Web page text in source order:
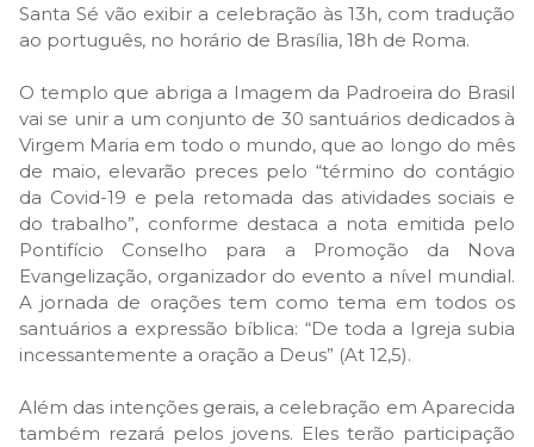
Santa Sé vão exibir a celebração às 13h, com tradução
ao português, no horário de Brasília, 18h de Roma.
O templo que abriga a Imagem da Padroeira do Brasil
vai se unir a um conjunto de 30 santuários dedicados à
Virgem Maria em todo o mundo, que ao longo do mês
de maio, elevarão preces pelo “término do contágio
da Covid-19 e pela retomada das atividades sociais e
do trabalho”, conforme destaca a nota emitida pelo
Pontifício Conselho para a Promoção da Nova
Evangelização, organizador do evento a nível mundial.
A jornada de orações tem como tema em todos os
santuários a expressão bíblica: “De toda a Igreja subia
incessantemente a oração a Deus” (At 12,5).
Além das intenções gerais, a celebração em Aparecida
também rezará pelos jovens. Eles terão participação